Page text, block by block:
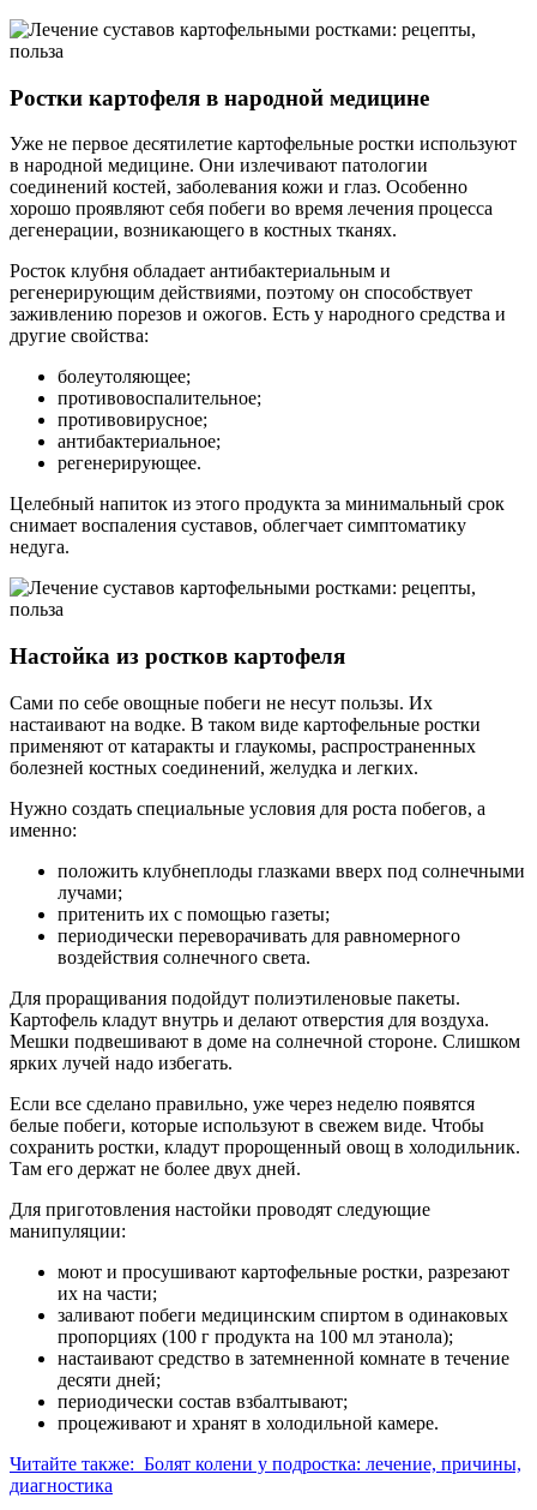
Ростки картофеля в народной медицине
Уже не первое десятилетие картофельные ростки используют
в народной медицине. Они излечивают патологии
соединений костей, заболевания кожи и глаз. Особенно
хорошо проявляют себя побеги во время лечения процесса
дегенерации, возникающего в костных тканях.
Росток клубня обладает антибактериальным и
регенерирующим действиями, поэтому он способствует
заживлению порезов и ожогов. Есть у народного средства и
другие свойства:
болеутоляющее;
противовоспалительное;
противовирусное;
антибактериальное;
регенерирующее.
Целебный напиток из этого продукта за минимальный срок
снимает воспаления суставов, облегчает симптоматику
недуга.
Настойка из ростков картофеля
Сами по себе овощные побеги не несут пользы. Их
настаивают на водке. В таком виде картофельные ростки
применяют от катаракты и глаукомы, распространенных
болезней костных соединений, желудка и легких.
Нужно создать специальные условия для роста побегов, а
именно:
положить клубнеплоды глазками вверх под солнечными
лучами;
притенить их с помощью газеты;
периодически переворачивать для равномерного
воздействия солнечного света.
Для проращивания подойдут полиэтиленовые пакеты.
Картофель кладут внутрь и делают отверстия для воздуха.
Мешки подвешивают в доме на солнечной стороне. Слишком
ярких лучей надо избегать.
Если все сделано правильно, уже через неделю появятся
белые побеги, которые используют в свежем виде. Чтобы
сохранить ростки, кладут пророщенный овощ в холодильник.
Там его держат не более двух дней.
Для приготовления настойки проводят следующие
манипуляции:
моют и просушивают картофельные ростки, разрезают
их на части;
заливают побеги медицинским спиртом в одинаковых
пропорциях (100 г продукта на 100 мл этанола);
настаивают средство в затемненной комнате в течение
десяти дней;
периодически состав взбалтывают;
процеживают и хранят в холодильной камере.
Читайте также: Болят колени у подростка: лечение, причины,
диагностика